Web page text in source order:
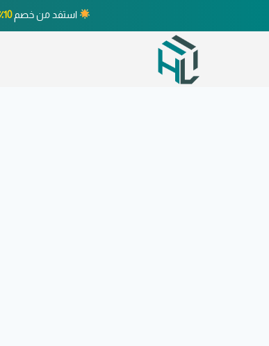
استفد من خصم10٪